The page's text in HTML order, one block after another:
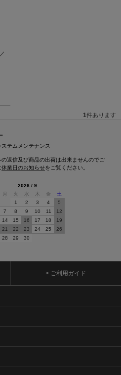
1件あります
ステムメンテナンス
の返信及び商品の出荷は出来ませんのでご
休業日のお知らせをご覧ください。
2026 / 9
月 火 水 木 金
土
1
2 3 4
5
7 8 9 10 11
12
14 15 16 17 18
19
21 22 23 24 25
26
28 29 30
> ご利用ガイド